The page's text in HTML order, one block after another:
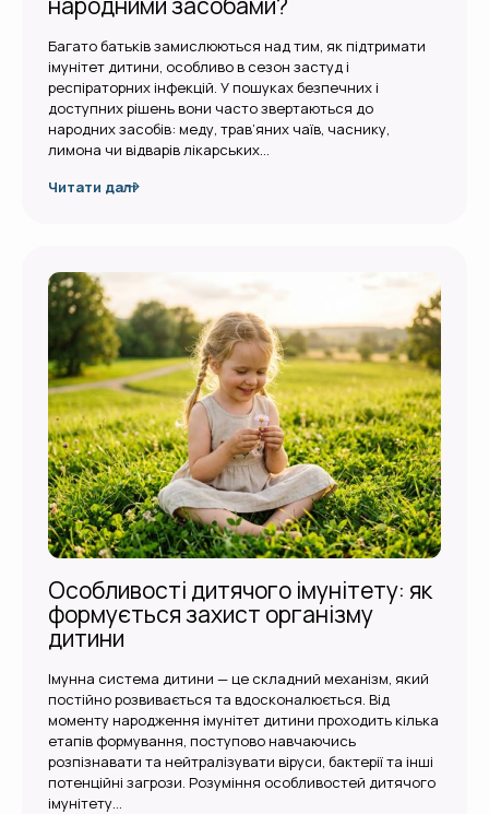
Багато батьків замислюються над тим, як підтримати
імунітет дитини, особливо в сезон застуд і
респіраторних інфекцій. У пошуках безпечних і
доступних рішень вони часто звертаються до
народних засобів: меду, трав’яних чаїв, часнику,
лимона чи відварів лікарських…
Читати далі
Особливості дитячого імунітету: як
формується захист організму
дитини
Імунна система дитини — це складний механізм, який
постійно розвивається та вдосконалюється. Від
моменту народження імунітет дитини проходить кілька
етапів формування, поступово навчаючись
розпізнавати та нейтралізувати віруси, бактерії та інші
потенційні загрози. Розуміння особливостей дитячого
імунітету…